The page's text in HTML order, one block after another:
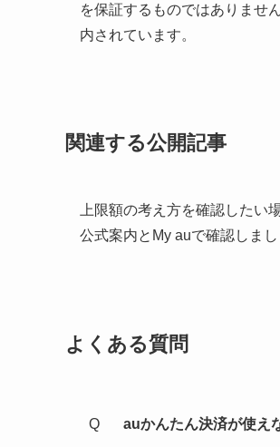
を保証するものではありませ
内されています。
関連する公開記事
上限額の考え方を確認したい
公式案内とMy auで確認しまし
よくある質問
auかんたん決済が使え